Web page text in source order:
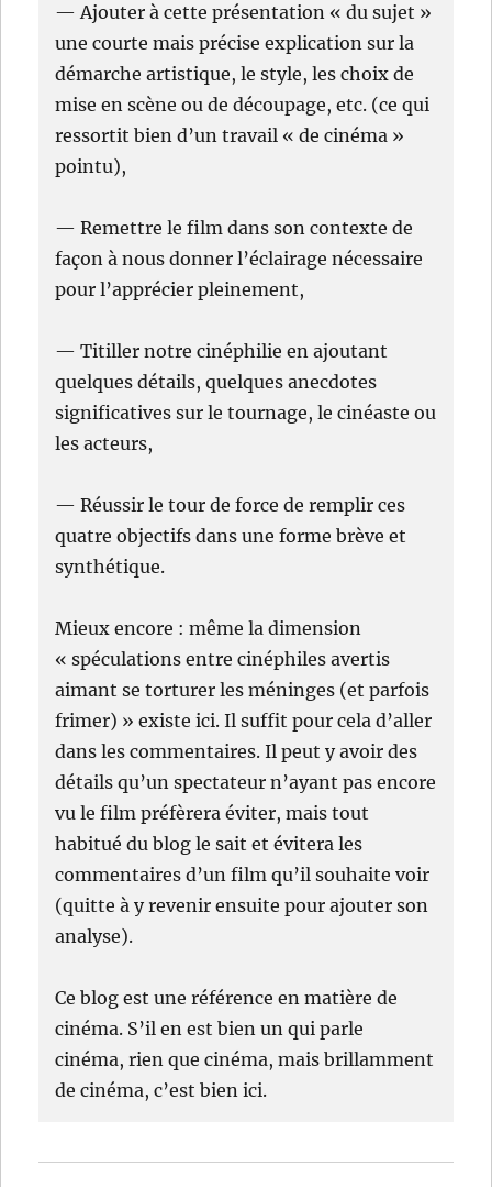
— Ajouter à cette présentation « du sujet »
une courte mais précise explication sur la
démarche artistique, le style, les choix de
mise en scène ou de découpage, etc. (ce qui
ressortit bien d’un travail « de cinéma »
pointu),
— Remettre le film dans son contexte de
façon à nous donner l’éclairage nécessaire
pour l’apprécier pleinement,
— Titiller notre cinéphilie en ajoutant
quelques détails, quelques anecdotes
significatives sur le tournage, le cinéaste ou
les acteurs,
— Réussir le tour de force de remplir ces
quatre objectifs dans une forme brève et
synthétique.
Mieux encore : même la dimension
« spéculations entre cinéphiles avertis
aimant se torturer les méninges (et parfois
frimer) » existe ici. Il suffit pour cela d’aller
dans les commentaires. Il peut y avoir des
détails qu’un spectateur n’ayant pas encore
vu le film préfèrera éviter, mais tout
habitué du blog le sait et évitera les
commentaires d’un film qu’il souhaite voir
(quitte à y revenir ensuite pour ajouter son
analyse).
Ce blog est une référence en matière de
cinéma. S’il en est bien un qui parle
cinéma, rien que cinéma, mais brillamment
de cinéma, c’est bien ici.